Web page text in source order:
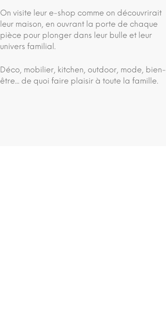
On visite leur e-shop comme on découvrirait
leur maison, en ouvrant la porte de chaque
pièce pour plonger dans leur bulle et leur
univers familial.
Déco, mobilier, kitchen, outdoor, mode, bien-
être... de quoi faire plaisir à toute la famille.